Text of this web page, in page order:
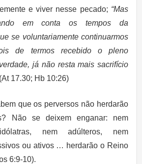
e viver nesse pecado; “Mas
em conta os tempos da
se voluntariamente continuarmos
de termos recebido o pleno
já não resta mais sacrifício
(At 17.30; Hb 10:26)
que os perversos não herdarão
Não se deixem enganar: nem
nem adúlteros, nem
ou ativos … herdarão o Reino
6:9-10).